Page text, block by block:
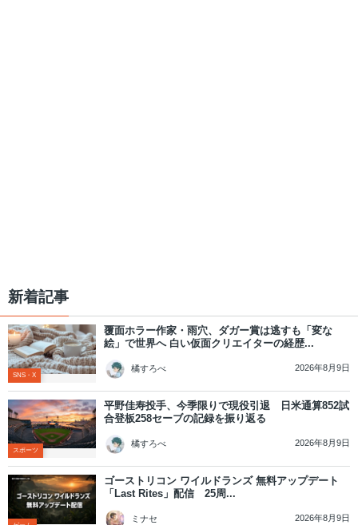
新着記事
SNS・X
覆面ホラー作家・雨穴、ダガー賞は逃すも「変な
絵」で世界へ 白い仮面クリエイターの経歴...
橘すろべ 2026年8月9日
スポーツ
平野佳寿投手、今季限りで現役引退 日米通算852試
合登板258セーブの記録を振り返る
橘すろべ 2026年8月9日
ゴーストリコン ワイルドランズ 無料アップデート
「Last Rites」配信 25周...
ミナセ 2026年8月9日